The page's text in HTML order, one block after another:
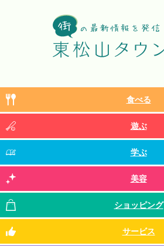
食べる
遊ぶ
学ぶ
美容
ショッピング
サービス